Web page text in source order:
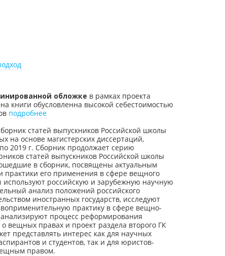
обложке в рамках проекта
книги обусловленна высокой себестоимостью
подробнее
статей выпускников Российской школы
на основе магистерских диссертаций,
2019 г. Сборник продолжает серию
статей выпускников Российской школы
в сборник, посвящены актуальным
практики его применения в сфере вещного
используют российскую и зарубежную научную
анализ положений российского
иностранных государств, исследуют
практику в сфере вещно-
процесс реформирования
о вещных правах и проект раздела второго ГК
представлять интерес как для научных
и студентов, так и для юристов-
правом.